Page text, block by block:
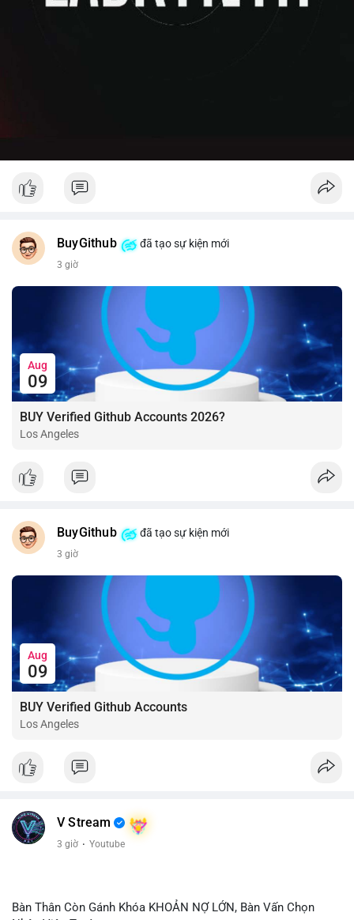
BuyGithub đã tạo sự kiện mới
3 giờ
Aug
09
BUY Verified Github Accounts 2026?
Los Angeles
BuyGithub đã tạo sự kiện mới
3 giờ
Aug
09
BUY Verified Github Accounts
Los Angeles
V Stream
3 giờ · Youtube
Bàn Thân Còn Gánh Khóa KHOẢN NỢ LỚN, Bàn Vấn Chọn